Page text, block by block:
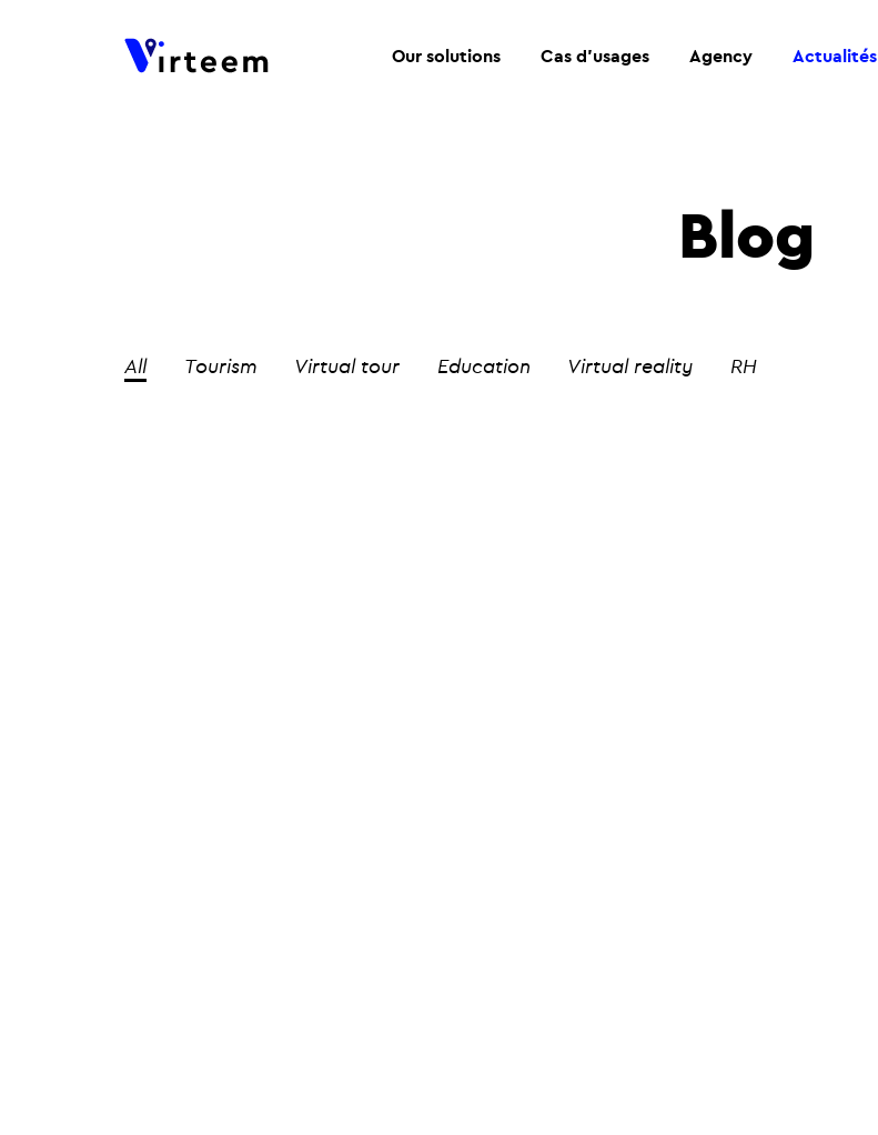
Our solutions Cas d’usages Agency Actualités
Blog
All Tourism Virtual tour Education Virtual reality RH